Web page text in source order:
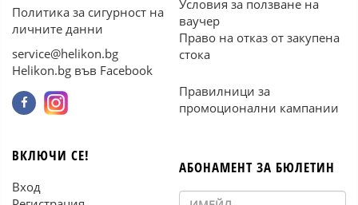
Политика за сигурност на
личните данни
service@helikon.bg
Helikon.bg във Facebook
Условия за ползване на
ваучер
Право на отказ от закупена
стока
Правилници за
промоционални кампании
ВКЛЮЧИ СЕ!
Вход
АБОНАМЕНТ ЗА БЮЛЕТИН